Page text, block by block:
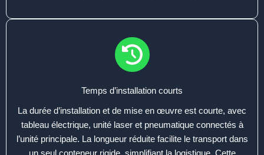
Temps d’installation courts
La durée d’installation et de mise en œuvre est courte, avec
tableau électrique, unité laser et pneumatique connectés à
l’unité principale. La longueur réduite facilite le transport dans